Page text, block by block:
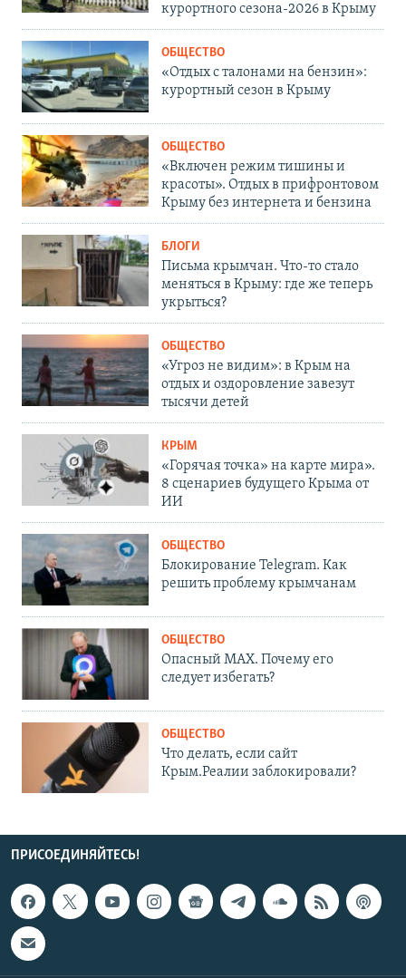
курортного сезона-2026 в Крыму
ОБЩЕСТВО
«Отдых с талонами на бензин»:
курортный сезон в Крыму
ОБЩЕСТВО
«Включен режим тишины и
красоты». Отдых в прифронтовом
Крыму без интернета и бензина
БЛОГИ
Письма крымчан. Что-то стало
меняться в Крыму: где же теперь
укрыться?
ОБЩЕСТВО
«Угроз не видим»: в Крым на
отдых и оздоровление завезут
тысячи детей
КРЫМ
«Горячая точка» на карте мира».
8 сценариев будущего Крыма от
ИИ
ОБЩЕСТВО
Блокирование Telegram. Как
решить проблему крымчанам
ОБЩЕСТВО
Опасный MAX. Почему его
следует избегать?
ОБЩЕСТВО
Что делать, если сайт
Крым.Реалии заблокировали?
ПРИСОЕДИНЯЙТЕСЬ!